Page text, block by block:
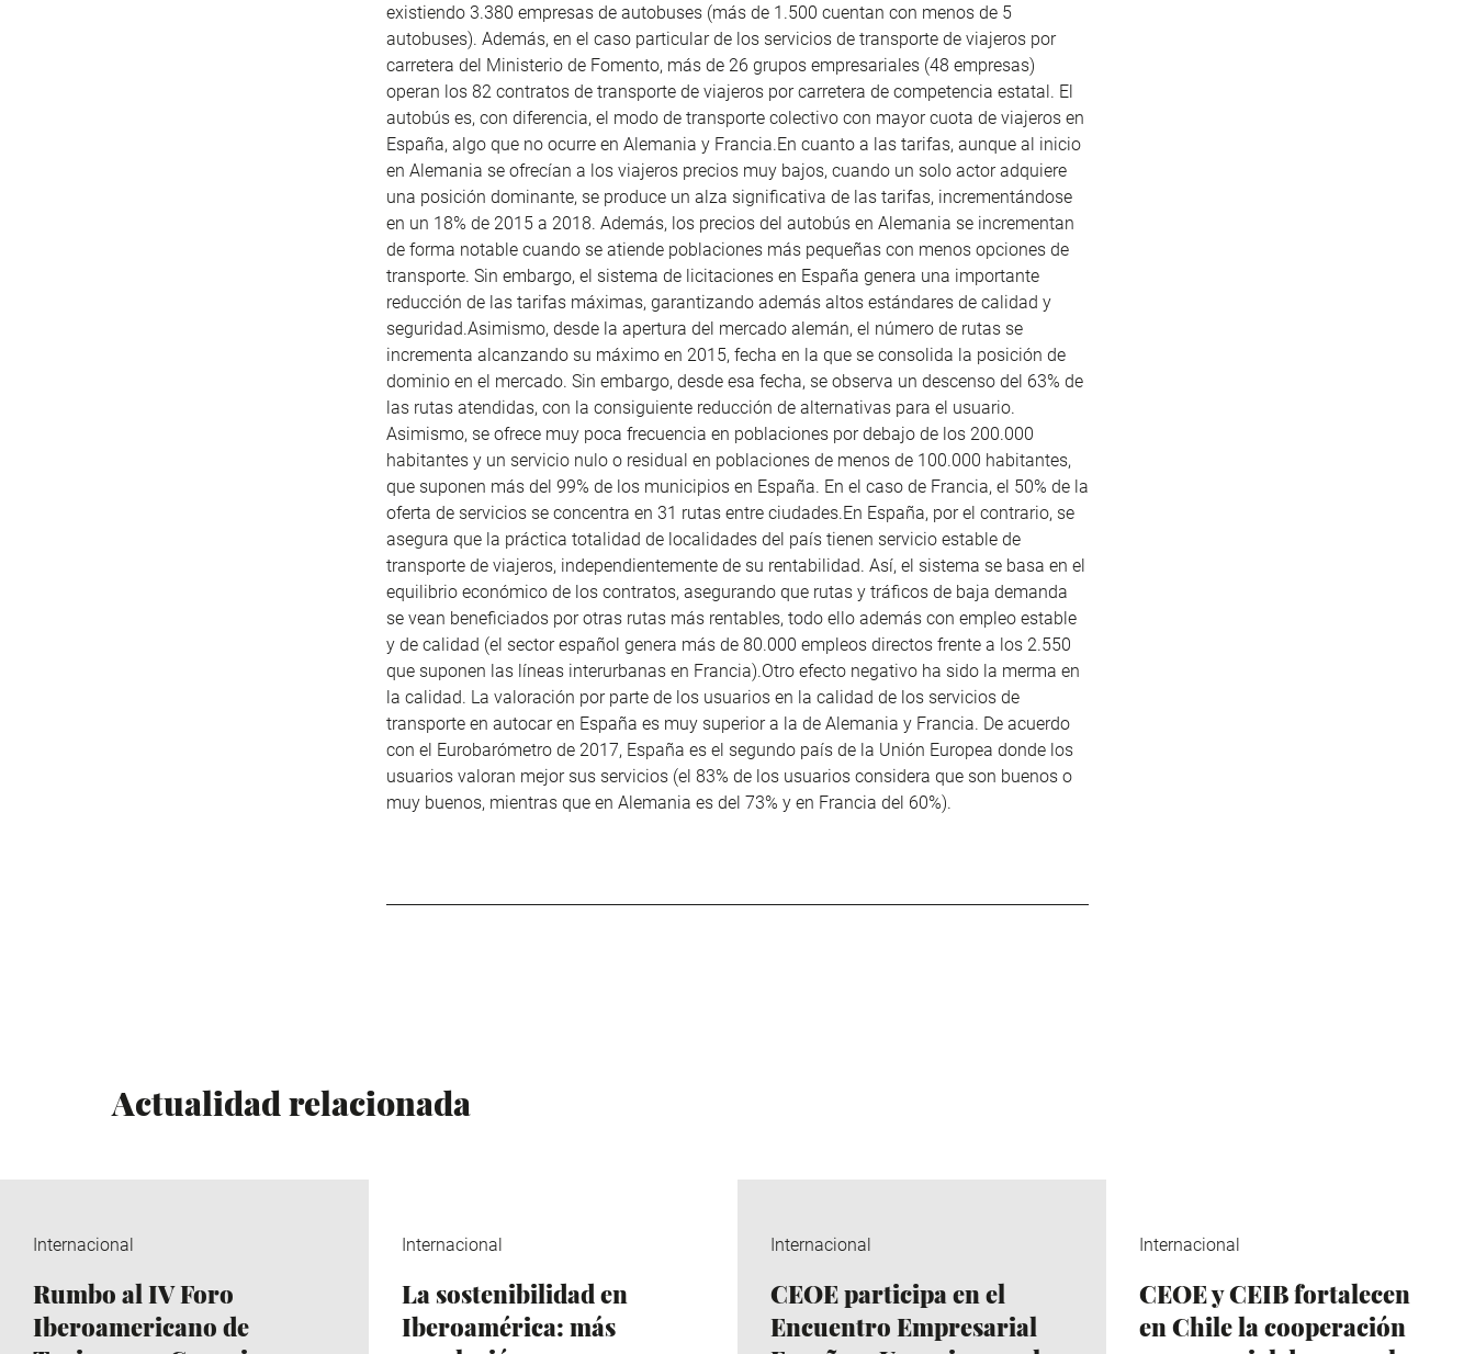
existiendo 3.380 empresas de autobuses (más de 1.500 cuentan con menos de 5
autobuses). Además, en el caso particular de los servicios de transporte de viajeros por
carretera del Ministerio de Fomento, más de 26 grupos empresariales (48 empresas)
operan los 82 contratos de transporte de viajeros por carretera de competencia estatal. El
autobús es, con diferencia, el modo de transporte colectivo con mayor cuota de viajeros en
España, algo que no ocurre en Alemania y Francia.En cuanto a las tarifas, aunque al inicio
en Alemania se ofrecían a los viajeros precios muy bajos, cuando un solo actor adquiere
una posición dominante, se produce un alza significativa de las tarifas, incrementándose
en un 18% de 2015 a 2018. Además, los precios del autobús en Alemania se incrementan
de forma notable cuando se atiende poblaciones más pequeñas con menos opciones de
transporte. Sin embargo, el sistema de licitaciones en España genera una importante
reducción de las tarifas máximas, garantizando además altos estándares de calidad y
seguridad.Asimismo, desde la apertura del mercado alemán, el número de rutas se
incrementa alcanzando su máximo en 2015, fecha en la que se consolida la posición de
dominio en el mercado. Sin embargo, desde esa fecha, se observa un descenso del 63% de
las rutas atendidas, con la consiguiente reducción de alternativas para el usuario.
Asimismo, se ofrece muy poca frecuencia en poblaciones por debajo de los 200.000
habitantes y un servicio nulo o residual en poblaciones de menos de 100.000 habitantes,
que suponen más del 99% de los municipios en España. En el caso de Francia, el 50% de la
oferta de servicios se concentra en 31 rutas entre ciudades.En España, por el contrario, se
asegura que la práctica totalidad de localidades del país tienen servicio estable de
transporte de viajeros, independientemente de su rentabilidad. Así, el sistema se basa en el
equilibrio económico de los contratos, asegurando que rutas y tráficos de baja demanda
se vean beneficiados por otras rutas más rentables, todo ello además con empleo estable
y de calidad (el sector español genera más de 80.000 empleos directos frente a los 2.550
que suponen las líneas interurbanas en Francia).Otro efecto negativo ha sido la merma en
la calidad. La valoración por parte de los usuarios en la calidad de los servicios de
transporte en autocar en España es muy superior a la de Alemania y Francia. De acuerdo
con el Eurobarómetro de 2017, España es el segundo país de la Unión Europea donde los
usuarios valoran mejor sus servicios (el 83% de los usuarios considera que son buenos o
muy buenos, mientras que en Alemania es del 73% y en Francia del 60%).
Actualidad relacionada
Internacional
Rumbo al IV Foro
Iberoamericano de
Internacional
La sostenibilidad en
Iberoamérica: más
Internacional
CEOE participa en el
Encuentro Empresarial
Internacional
CEOE y CEIB fortalecen
en Chile la cooperación